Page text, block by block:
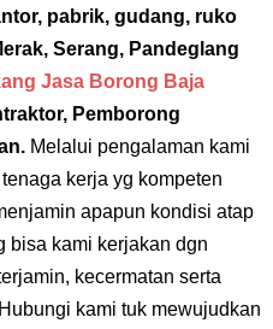
pabrik, gudang, ruko
Serang, Pandeglang
Jasa Borong Baja
Pemborong
Melalui pengalaman kami
kerja yg kompeten
apapun kondisi atap
bisa kami kerjakan dgn
kecermatan serta
kami tuk mewujudkan